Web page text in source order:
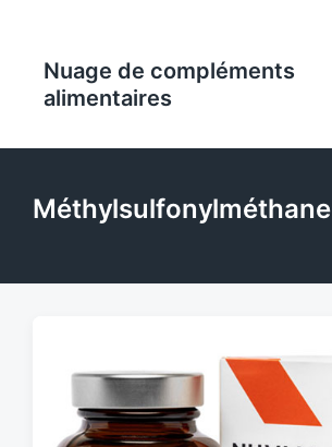
Nuage de compléments
alimentaires
Méthylsulfonylméthane